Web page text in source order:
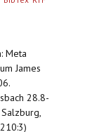
Meta
James
28.8-